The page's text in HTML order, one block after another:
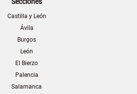
Castilla y León
Ávila
Burgos
León
El Bierzo
Palencia
Salamanca